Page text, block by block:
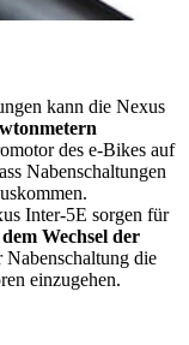
kann die Nexus
des e-Bikes auf
Nabenschaltungen
Inter-5E sorgen für
Wechsel der
Nabenschaltung die
einzugehen.